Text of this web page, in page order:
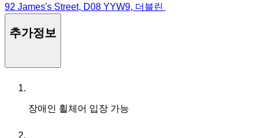
92 James's Street, D08 YYW9, 더블린
추가정보
장애인 휠체어 입장 가능